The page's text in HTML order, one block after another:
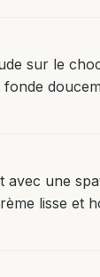
sur le
avec une
lisse et